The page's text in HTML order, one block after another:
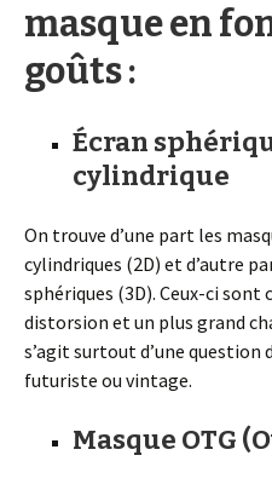
masque en
goûts :
Écran
cylindrique
On trouve d’une part les
cylindriques (2D) et d’autre
sphériques (3D). Ceux-ci sont
distorsion et un plus grand
s’agit surtout d’une
futuriste ou vintage.
Masque OTG